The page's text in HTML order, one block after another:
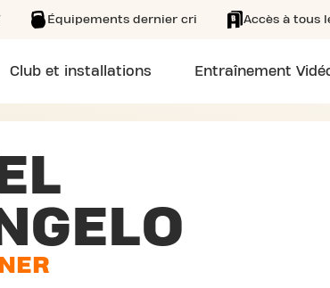
Équipements dernier cri Accès à tous
Club et installations Entraînement